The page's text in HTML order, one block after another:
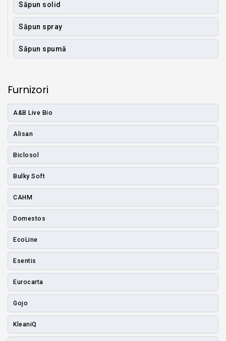
Săpun solid
Săpun spray
Săpun spumă
Furnizori
A&B Live Bio
Alisan
Biclosol
Bulky Soft
CAHM
Domestos
EcoLine
Esentis
Eurocarta
Gojo
KleaniQ